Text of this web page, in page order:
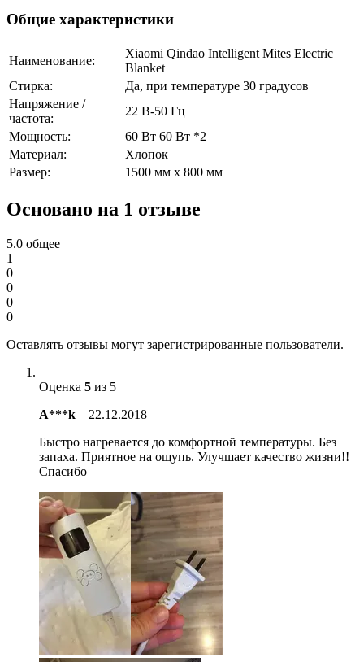
Общие характеристики
Наименование:
Xiaomi Qindao Intelligent Mites Electric
Blanket
Стирка:
Да, при температуре 30 градусов
Напряжение /
частота:
22 В-50 Гц
Мощность:
60 Вт 60 Вт *2
Материал:
Хлопок
Размер:
1500 мм x 800 мм
Основано на 1 отзыве
5.0 общее
1
0
0
0
0
Оставлять отзывы могут зарегистрированные пользователи.
Оценка 5 из 5
A***k – 22.12.2018
Быстро нагревается до комфортной температуры. Без
запаха. Приятное на ощупь. Улучшает качество жизни!!
Спасибо